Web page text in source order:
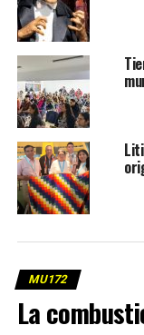
MU172
La